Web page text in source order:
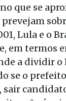
que se
prevejam
Lula e o
em termos
a dividir
se o